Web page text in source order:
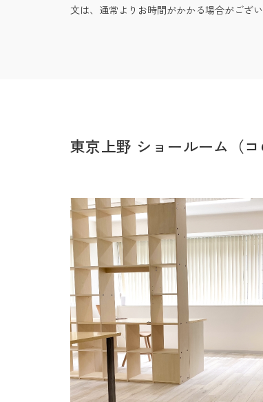
文は、通常よりお時間がかかる場合がござい
東京上野 ショールーム（